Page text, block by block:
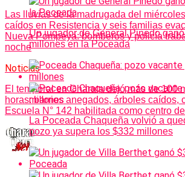
Las lluvias de la madrugada del
caídos en Resistencia y seis familias
Nueva Pompeya: bomberos y policía
noche
Noticias
El temporal en Charata dejó más de 100
horas: barrios anegados, árboles caídos,
Escuela N° 142 habilitada como centro
Un jugador de General Pinedo
millones en la Poceada
La Poceada Chaqueña volvió a
pozo ya supera los $332 millones